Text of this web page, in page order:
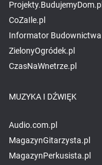
Projekty.BudujemyDom.pl
CoZaIle.pl
Informator Budownictwa
ZielonyOgródek.pl
CzasNaWnetrze.pl
MUZYKA I DŹWIĘK
Audio.com.pl
MagazynGitarzysta.pl
MagazynPerkusista.pl